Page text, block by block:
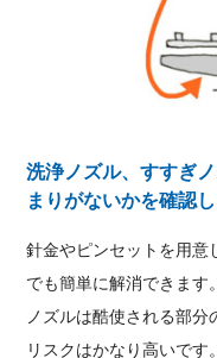
洗浄ノズル、すすぎ
まりがないかを確認し
針金やピンセットを用意
でも簡単に解消できます。
ノズルは酷使される部
リスクはかなり高いです。